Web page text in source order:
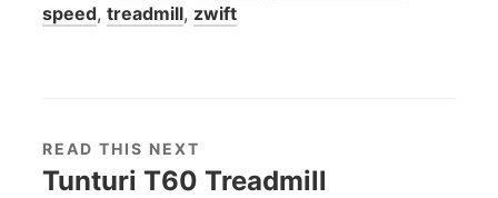
speed, treadmill, zwift
READ THIS NEXT
Tunturi T60 Treadmill